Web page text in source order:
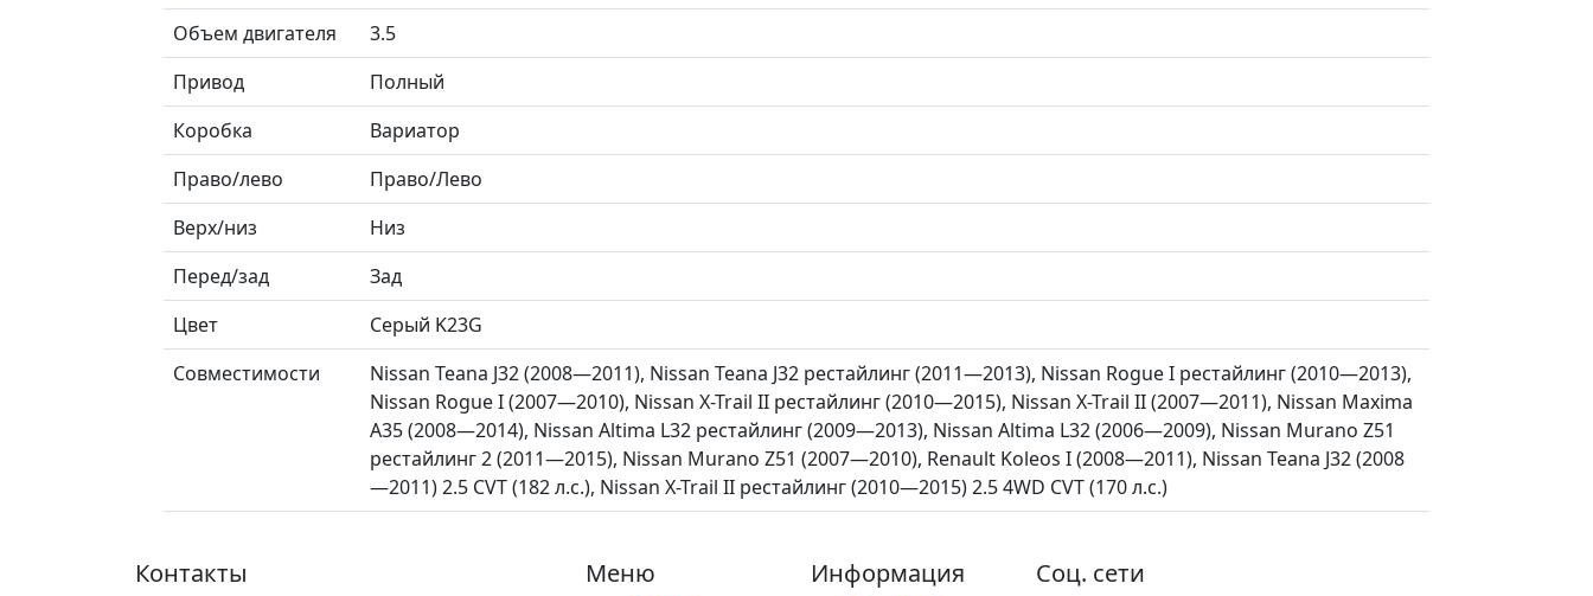
Объем двигателя
3.5
Привод
Полный
Коробка
Вариатор
Право/лево
Право/Лево
Верх/низ
Низ
Перед/зад
Зад
Цвет
Серый K23G
Совместимости
Nissan Teana J32 (2008—2011), Nissan Teana J32 рестайлинг (2011—2013), Nissan Rogue I рестайлинг (2010—2013),
Nissan Rogue I (2007—2010), Nissan X-Trail II рестайлинг (2010—2015), Nissan X-Trail II (2007—2011), Nissan Maxima
A35 (2008—2014), Nissan Altima L32 рестайлинг (2009—2013), Nissan Altima L32 (2006—2009), Nissan Murano Z51
рестайлинг 2 (2011—2015), Nissan Murano Z51 (2007—2010), Renault Koleos I (2008—2011), Nissan Teana J32 (2008
—2011) 2.5 CVT (182 л.с.), Nissan X-Trail II рестайлинг (2010—2015) 2.5 4WD CVT (170 л.с.)
Контакты Меню Информация Соц. сети